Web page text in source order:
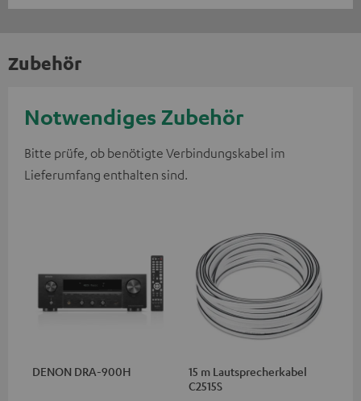
Zubehör
Notwendiges Zubehör
Bitte prüfe, ob benötigte Verbindungskabel im
Lieferumfang enthalten sind.
DENON DRA-900H
15 m Lautsprecherkabel
C2515S